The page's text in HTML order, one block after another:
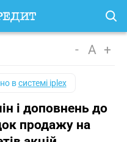
- A +
всистемі iplex
і доповнень до
продажу на